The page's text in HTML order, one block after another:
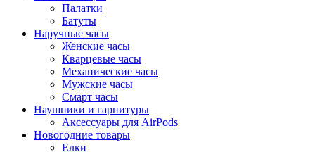
Палатки
Батуты
Наручные часы
Женские часы
Кварцевые часы
Механические часы
Мужские часы
Смарт часы
Наушники и гарнитуры
Аксессуары для AirPods
Новогодние товары
Елки